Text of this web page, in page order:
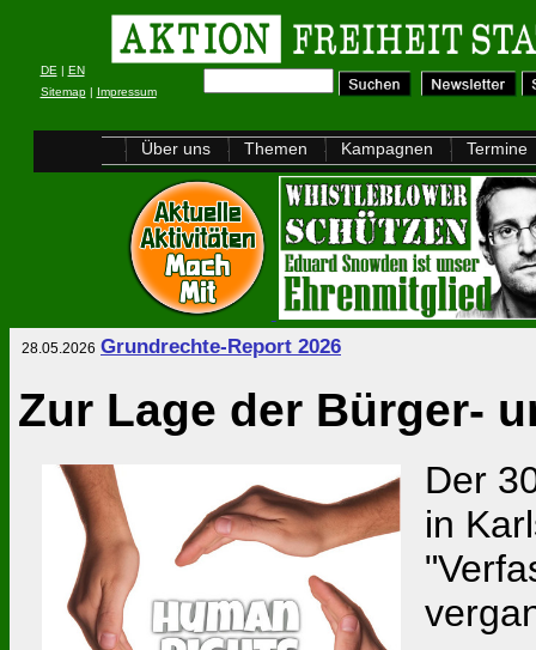
DE | EN
Sitemap| Impressum
Über uns Themen Kampagnen Termine
28.05.2026 Grundrechte-Report 2026
Zur Lage der Bürger-
Der
in